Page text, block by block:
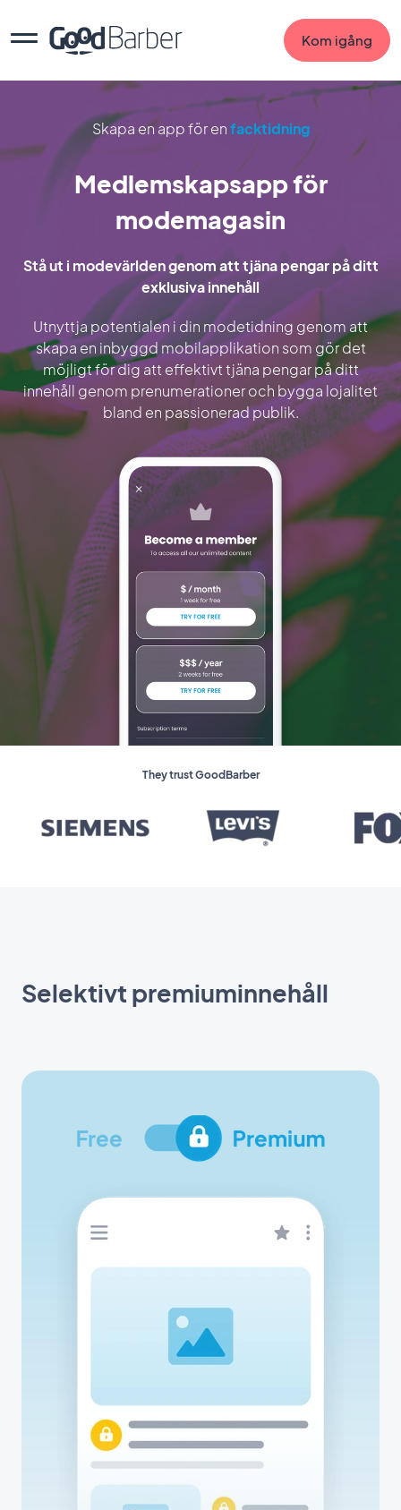
Kom igång
Skapa en app för enfacktidning
Medlemskapsapp för
modemagasin
Stå ut i modevärlden genom att tjäna pengar på ditt
exklusiva innehåll
Utnyttja potentialen i din modetidning genom att
skapa en inbyggd mobilapplikation som gör det
möjligt för dig att effektivt tjäna pengar på ditt
innehåll genom prenumerationer och bygga lojalitet
bland en passionerad publik.
They trust GoodBarber
Selektivt premiuminnehåll